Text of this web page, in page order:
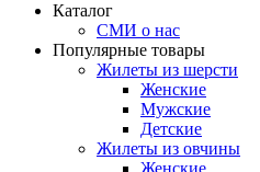
Каталог
СМИ о нас
Популярные товары
Жилеты из шерсти
Женские
Мужские
Детские
Жилеты из овчины
Женские